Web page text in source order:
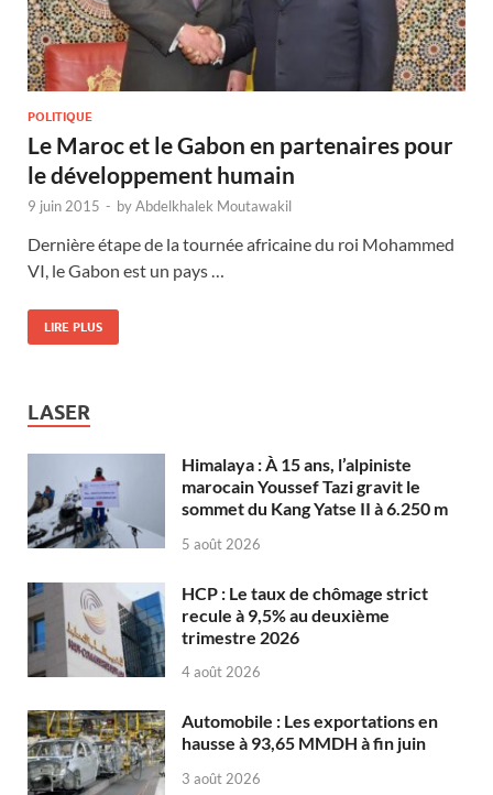
POLITIQUE
Le Maroc et le Gabon en partenaires pour
le développement humain
9 juin 2015 - byAbdelkhalek Moutawakil
Dernière étape de la tournée africaine du roi Mohammed
VI, le Gabon est un pays …
LIRE PLUS
LASER
Himalaya : À 15 ans, l’alpiniste
marocain Youssef Tazi gravit le
sommet du Kang Yatse II à 6.250 m
5 août 2026
HCP : Le taux de chômage strict
recule à 9,5% au deuxième
trimestre 2026
4 août 2026
Automobile : Les exportations en
hausse à 93,65 MMDH à fin juin
3 août 2026